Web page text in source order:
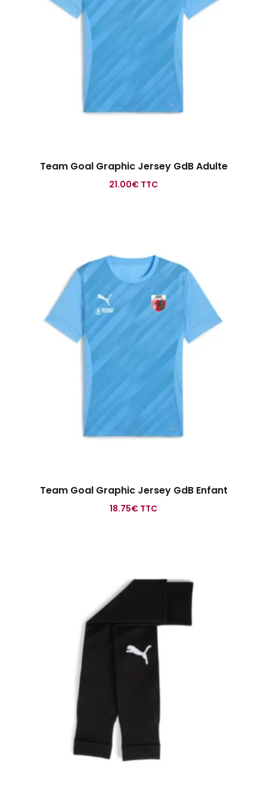
Team Goal Graphic Jersey GdB Adulte
21.00€ TTC
Team Goal Graphic Jersey GdB Enfant
18.75€ TTC